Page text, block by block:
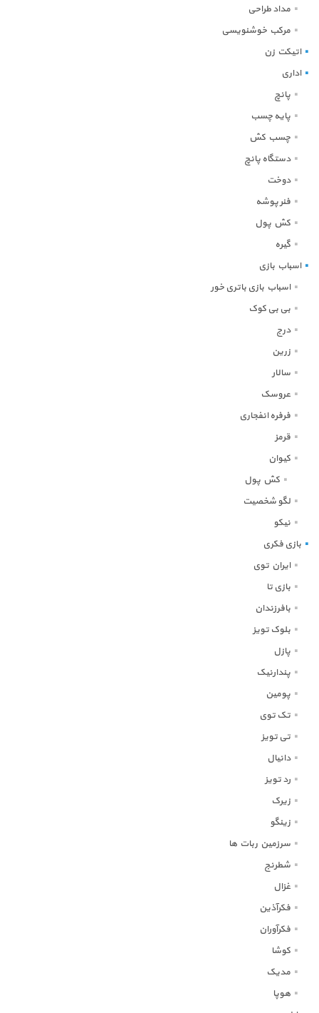
مداد طراحی
مرکب خوشنویسی
اتیکت زن
اداری
پانچ
پایه چسب
چسب کش
دستگاه پانچ
دوخت
فنر پوشه
کش پول
گیره
اسباب بازی
اسباب بازی باتری خور
بی بی کوک
درج
زرین
سالار
عروسک
فرفره انفجاری
قرمز
کیوان
کش پول
لگو شخصیت
نیکو
بازی فکری
ایران توی
بازی تا
بافرزندان
بلوک تویز
پازل
پندارنیک
پومین
تک توی
تی تویز
دانیال
رد تویز
زیرک
زینگو
سرزمین ربات ها
شطرنج
غزال
فکرآذین
فکرآوران
کوشا
مدیک
هوپا